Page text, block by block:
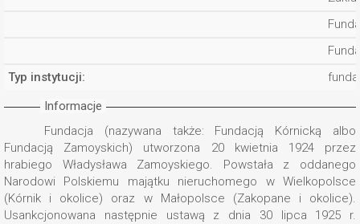
Typ instytucji:
Informacje
Fundacja (nazywana także: Fundacją Kórnicką albo
Fundacją Zamoyskich) utworzona 20 kwietnia 1924 przez
hrabiego Władysława Zamoyskiego. Powstała z oddanego
Narodowi Polskiemu majątku nieruchomego w Wielkopolsce
(Kórnik i okolice) oraz w Małopolsce (Zakopane i okolice).
Usankcjonowana następnie ustawą z dnia 30 lipca 1925 r.